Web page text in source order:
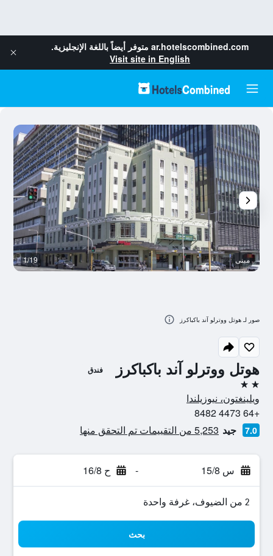
ar.hotelscombined.com متوفر أيضاً باللغة الإنجليزية.
Visit site in English
هوتل ووترلو آند باكباكرز فندق
2 نجمتين
ويلينغتون، نيوزيلندا
+64 4473 8482
7.0 جيد 5,253 من التقييمات تم التحقق منها
س 15/8 - ح 16/8
2 من الضيوف، غرفة واحدة
بحث
مبنى 1/19
صور لـ هوتل ووترلو آند باكباكرز